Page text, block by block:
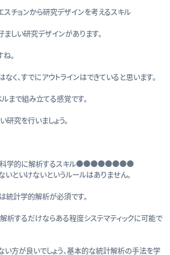
ンから研究デザインを考えるスキル
しい研究デザインがあります。
。
く、すでにアウトラインはできていると思います。
まで組み立てる感覚です。
究を行いましょう。
的に解析するスキル●●●●●●●●
といけないというルールはありません。
統計学的解析が必須です。
析するだけならある程度システマティックに可能で
方が良いでしょう、基本的な統計解析の手法を学